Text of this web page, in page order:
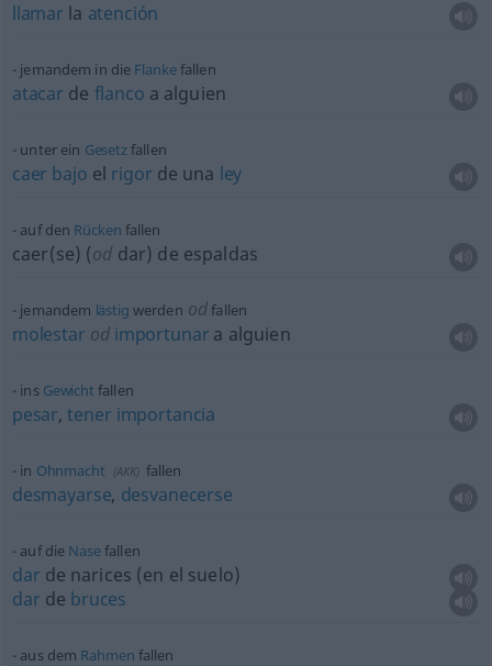
llamar la atención
jemandem in die Flankefallen
atacar de flanco a alguien
unter ein Gesetzfallen
caer bajo el rigor de una ley
auf den Rücken fallen
caer(se) (od dar) de espaldas
jemandem lästig werden odfallen
molestar od importunar a alguien
ins Gewicht fallen
pesar,tener importancia
in Ohnmacht (AKK) fallen
desmayarse, desvanecerse
auf die Nasefallen
dar de narices (en el suelo)
dar de bruces
aus dem Rahmen fallen